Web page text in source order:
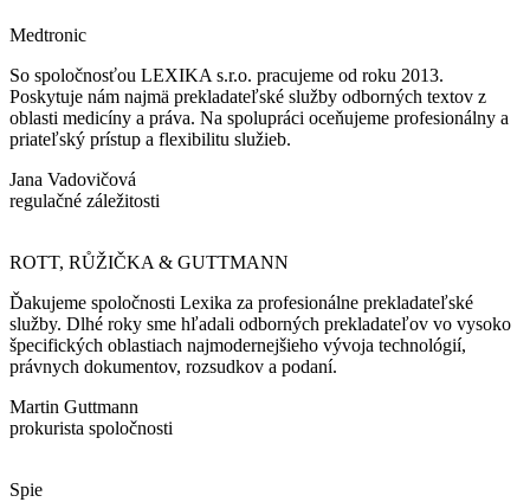
Medtronic
So spoločnosťou LEXIKA s.r.o. pracujeme od roku 2013.
Poskytuje nám najmä prekladateľské služby odborných textov z
oblasti medicíny a práva. Na spolupráci oceňujeme profesionálny a
priateľský prístup a flexibilitu služieb.
Jana Vadovičová
regulačné záležitosti
ROTT, RŮŽIČKA & GUTTMANN
Ďakujeme spoločnosti Lexika za profesionálne prekladateľské
služby. Dlhé roky sme hľadali odborných prekladateľov vo vysoko
špecifických oblastiach najmodernejšieho vývoja technológií,
právnych dokumentov, rozsudkov a podaní.
Martin Guttmann
prokurista spoločnosti
Spie